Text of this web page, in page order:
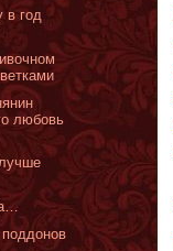
в год
любовь